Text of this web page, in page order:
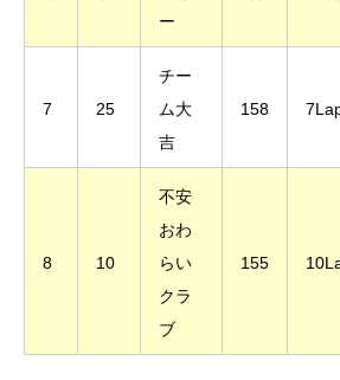
ー
7 25
チー
ム大
吉
158
8 10
不安
おわ
らい
クラ
ブ
155